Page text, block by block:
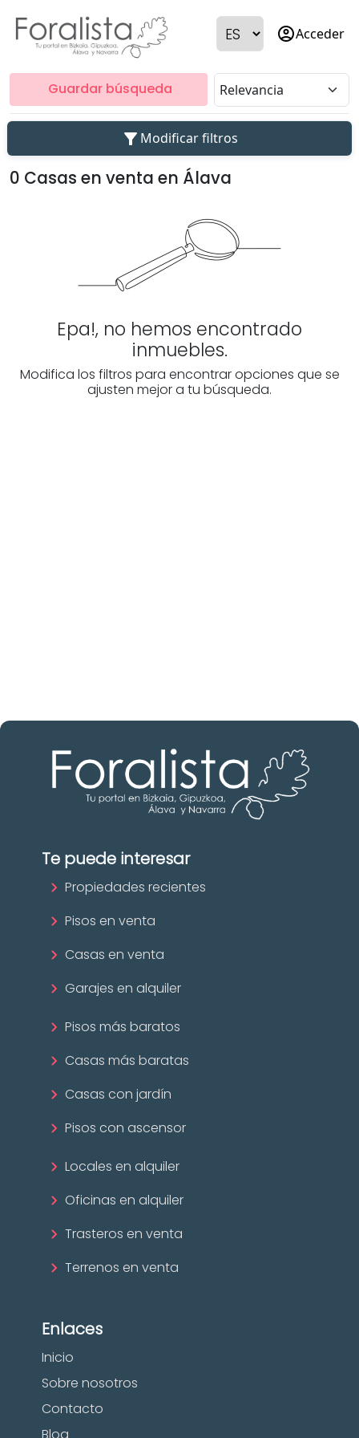
account_circleAcceder
Guardar búsqueda
filter_alt Modificar filtros
0 Casas en venta en Álava
Epa!, no hemos encontrado
inmuebles.
Modifica los filtros para encontrar opciones que se
ajusten mejor a tu búsqueda.
Te puede interesar
Propiedades recientes
Pisos en venta
Casas en venta
Garajes en alquiler
Pisos más baratos
Casas más baratas
Casas con jardín
Pisos con ascensor
Locales en alquiler
Oficinas en alquiler
Trasteros en venta
Terrenos en venta
Enlaces
Inicio
Sobre nosotros
Contacto